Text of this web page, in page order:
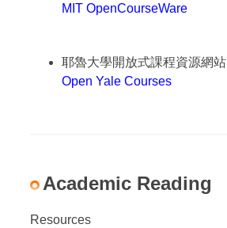
MIT OpenCourseWare
耶魯大學開放式課程資源網站
Open Yale Courses
Academic Reading
Resources